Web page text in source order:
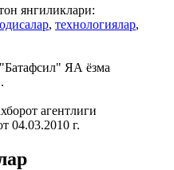
янгиликлари:
, технологиялар,
ЯА ёзма
агентлиги
04.03.2010 г.